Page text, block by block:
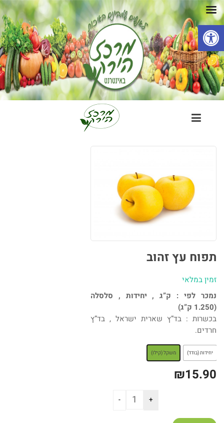
פתח סרגל נגישות
תפוח עץ זהוב
זמין במלאי
נמכר לפי : ק”ג , יחידות , סלסלה
(1.250 ק”ג)
בכשרות : בד”ץ שארית ישראל , בד”ץ
חרדים.
יחידות (בודד) משקל (קילו)
₪15.90